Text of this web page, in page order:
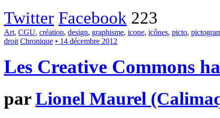
Twitter Facebook 223
Art, CGU, création, design, graphisme, icone, icônes, picto,
droit Chronique • 14 décembre 2012
Les Creative Commons
parLionel Maurel